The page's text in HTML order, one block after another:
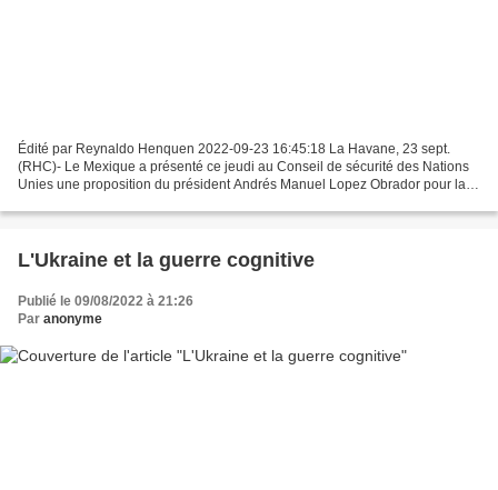
Édité par Reynaldo Henquen 2022-09-23 16:45:18 La Havane, 23 sept.
(RHC)- Le Mexique a présenté ce jeudi au Conseil de sécurité des Nations
Unies une proposition du président Andrés Manuel Lopez Obrador pour la
L'Ukraine et la guerre cognitive
Publié le 09/08/2022 à 21:26
Par anonyme